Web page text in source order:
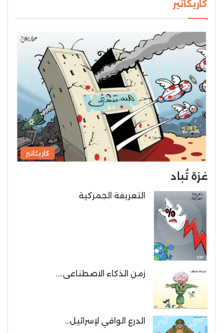
كاريكاتير
كاريكاتير
غزة تُباد
التعريفة الجمركية
زمن الذكاء الاصطناعى….
الدرع الواقي لإسرائيل…